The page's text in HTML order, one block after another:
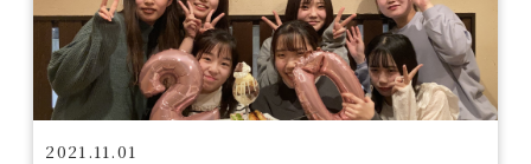
2021.11.01